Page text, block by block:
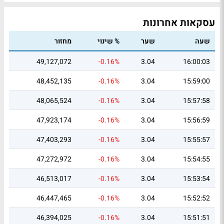
עסקאות אחרונות
שעה שער % שינוי
מחזור
16:00:03
3.04
-0.16%
49,127,072
15:59:00
3.04
-0.16%
48,452,135
15:57:58
3.04
-0.16%
48,065,524
15:56:59
3.04
-0.16%
47,923,174
15:55:57
3.04
-0.16%
47,403,293
15:54:55
3.04
-0.16%
47,272,972
15:53:54
3.04
-0.16%
46,513,017
15:52:52
3.04
-0.16%
46,447,465
15:51:51
3.04
-0.16%
46,394,025